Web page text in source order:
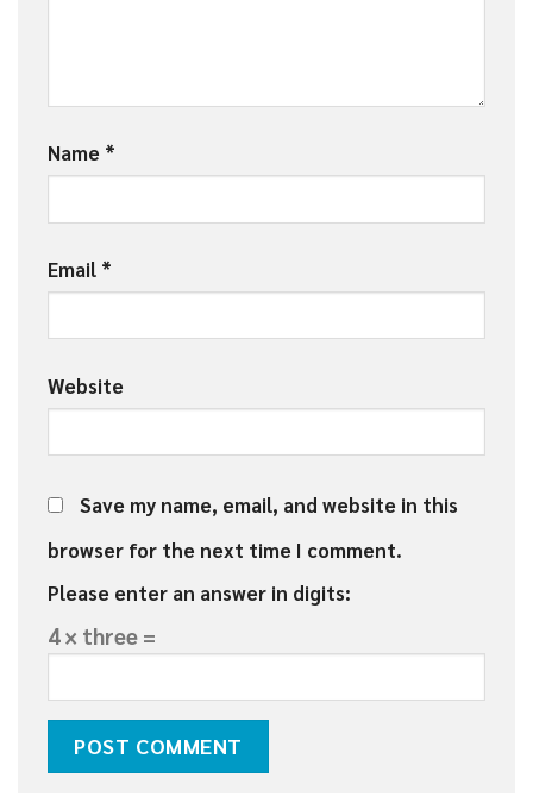
Name *
Email *
Website
Save my name, email, and website in this
browser for the next time I comment.
Please enter an answer in digits:
4 × three =